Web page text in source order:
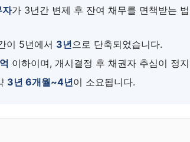
자가 3년간 변제 후 잔여 채무를 면책받는
이 5년에서 3년으로 단축되었습니다.
이하이며, 개시결정 후 채권자 추심이 정
3년 6개월~4년이 소요됩니다.